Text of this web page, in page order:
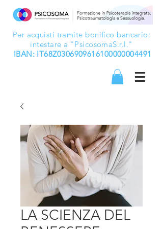
Per acquisti tramite bonifico bancario:
intestare a "PsicosomaS.r.l."
IBAN: IT68Z0306909616100000004491
LA SCIENZA DEL